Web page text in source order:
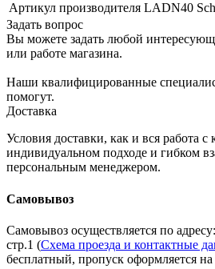
Артикул производителя LADN40
Задать вопрос
Вы можете задать любой
или работе магазина.
Наши квалифицированные
помогут.
Доставка
Условия доставки, как и вся работа с
индивидуальном подходе и гибком
персональным менеджером.
Самовывоз
Самовывоз осуществляется по
стр.1 (Схема проезда и контактные
бесплатный, пропуск оформляется